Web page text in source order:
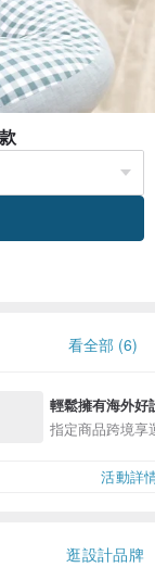
看全部 (6)
輕鬆擁有海外好
指定商品跨境享
活動詳
逛設計品牌